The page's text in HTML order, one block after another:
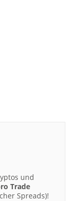
und
Trade
Spreads)!